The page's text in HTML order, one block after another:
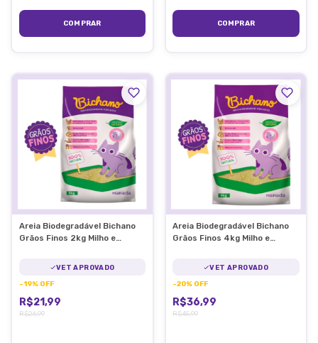
Areia Biodegradável Bichano
Grãos Finos 2kg Milho e
VET APROVADO
-19% OFF
R$21,99
R$26,99
Areia Biodegradável Bichano
Grãos Finos 4kg Milho e
VET APROVADO
-20% OFF
R$36,99
R$45,99